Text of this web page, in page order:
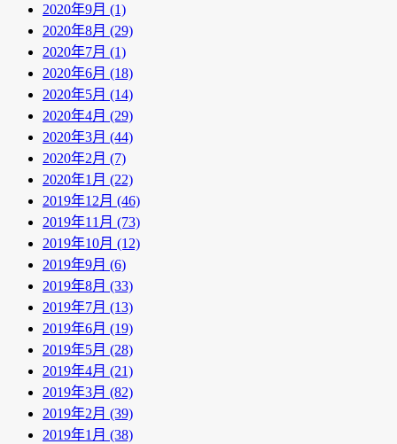
2020年9月 (1)
2020年8月 (29)
2020年7月 (1)
2020年6月 (18)
2020年5月 (14)
2020年4月 (29)
2020年3月 (44)
2020年2月 (7)
2020年1月 (22)
2019年12月 (46)
2019年11月 (73)
2019年10月 (12)
2019年9月 (6)
2019年8月 (33)
2019年7月 (13)
2019年6月 (19)
2019年5月 (28)
2019年4月 (21)
2019年3月 (82)
2019年2月 (39)
2019年1月 (38)